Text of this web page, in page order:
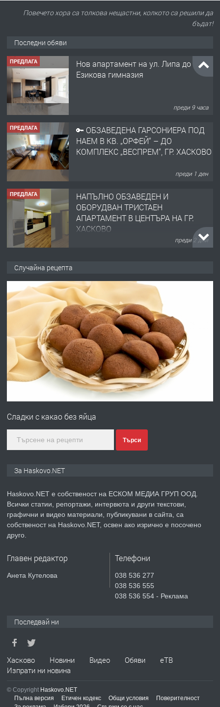
Повечето хора са толкова нещастни, колкото са решили да
бъдат!
Последни обяви
ПРЕДЛАГА
Нов апартамент на ул. Липа до
Езикова гимназия
преди 9 часа
ПРЕДЛАГА
🔑 ОБЗАВЕДЕНА ГАРСОНИЕРА ПОД
НАЕМ В КВ. „ОРФЕЙ“ – ДО
КОМПЛЕКС „ВЕСПРЕМ“, ГР. ХАСКОВО
преди 1 ден
ПРЕДЛАГА
НАПЪЛНО ОБЗАВЕДЕН И
ОБОРУДВАН ТРИСТАЕН
АПАРТАМЕНТ В ЦЕНТЪРА НА ГР.
ХАСКОВО
преди 2 дни
ПРЕДЛАГА
№4120 Магазин/Офис под наем в кв.
Любен Каравелов, Хасково-близо до
градската градина!
преди 2 дни
ПРОСТОРЕН ТРИСТАЕН
КУБА
преди 3 дни
ПРЕДЛАГА СГЛОБЯВАНЕ НА МЕБЕЛИ.
№4119 Едностаен обзаведен
ПРЕДЛАГА Под НАЕМ двустаен Орфей
Случайна рецепта
Сладки с какaо без яйца
Търси
За Haskovo.NET
Haskovo.NET е собственост на ЕСКОМ МЕДИА ГРУП ООД.
Всички статии, репортажи, интервюта и други текстови,
графични и видео материали, публикувани в сайта, са
собственост на Haskovo.NET, освен ако изрично е посочено
друго.
Главен редактор
Анета Кутелова
Телефони
038 536 277
038 536 555
038 536 554 - Реклама
Последвай ни
Хасково Новини Видео Обяви
еТВ
Изпрати ни новина
© Copyright Haskovo.NET
Пълна версия
Етичен кодекс Общи условия
Поверителност